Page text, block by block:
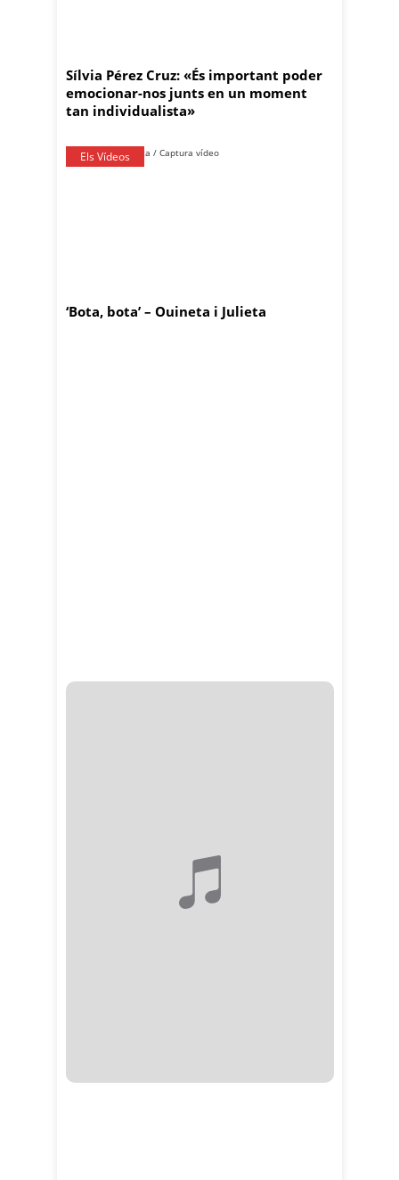
Sílvia Pérez Cruz: «És important poder
emocionar-nos junts en un moment
tan individualista»
Els Vídeos
‘Bota, bota’ – Ouineta i Julieta